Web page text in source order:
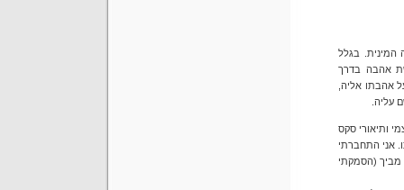
של המהפיכה המינית. בגלל
אהבה בדרך
אהבתו אליה,
עליה.
ותיאורי סקס
אני התחברתי
מביך (הסמקתי